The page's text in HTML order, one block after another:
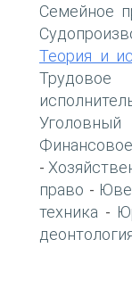
Семейное
Теория и
-
право -
техника -